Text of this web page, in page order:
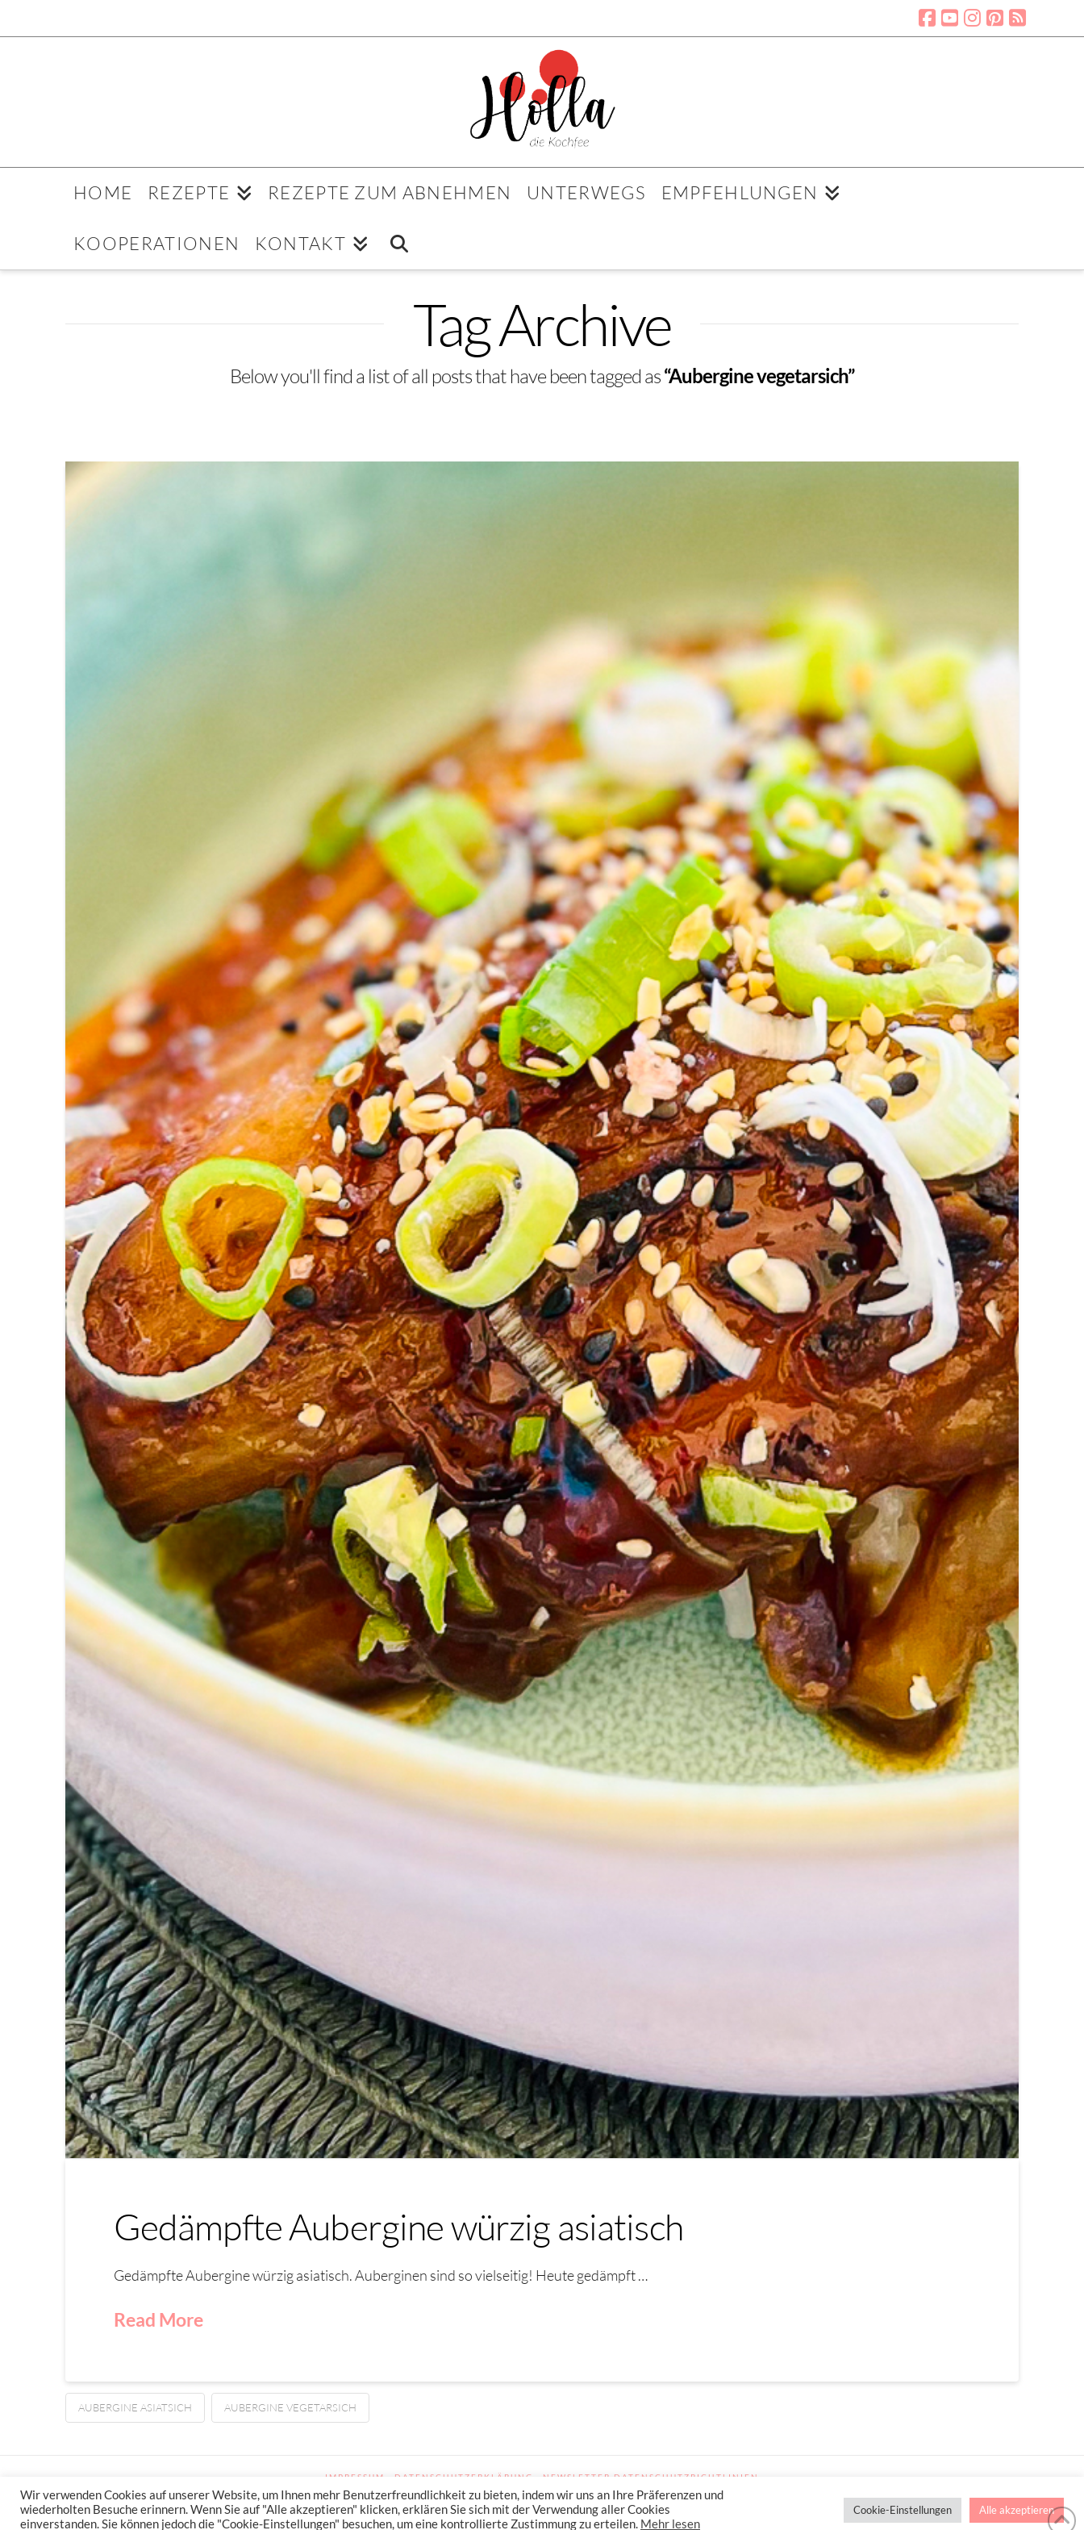
HOME REZEPTE REZEPTE ZUM ABNEHMEN UNTERWEGS EMPFEHLUNGEN
KOOPERATIONEN KONTAKT
Tag Archive
Below you'll find a list of all posts that have been tagged as“Aubergine vegetarsich”
Gedämpfte Aubergine würzig asiatisch
Gedämpfte Aubergine würzig asiatisch. Auberginen sind so vielseitig! Heute gedämpft …
Read More
AUBERGINE ASIATSICH AUBERGINE VEGETARSICH
IMPRESSUM DATENSCHUTZERKLÄRUNG NEWSLETTER DATENSCHUTZRICHTLINIEN
Stressfrei Und Gesund Genießen Mit Petra Hola-Schneider! Low Carb, Gesund Leben, Abnehmen, Zuckerfrei Backen, Reisen & Ausgehen Uvm. !
Wir verwenden Cookies auf unserer Website, um Ihnen mehr Benutzerfreundlichkeit zu bieten, indem wir uns an Ihre Präferenzen und
wiederholten Besuche erinnern. Wenn Sie auf "Alle akzeptieren" klicken, erklären Sie sich mit der Verwendung aller Cookies
einverstanden. Sie können jedoch die "Cookie-Einstellungen" besuchen, um eine kontrollierte Zustimmung zu erteilen. Mehr lesen
Cookie-Einstellungen Alle akzeptieren